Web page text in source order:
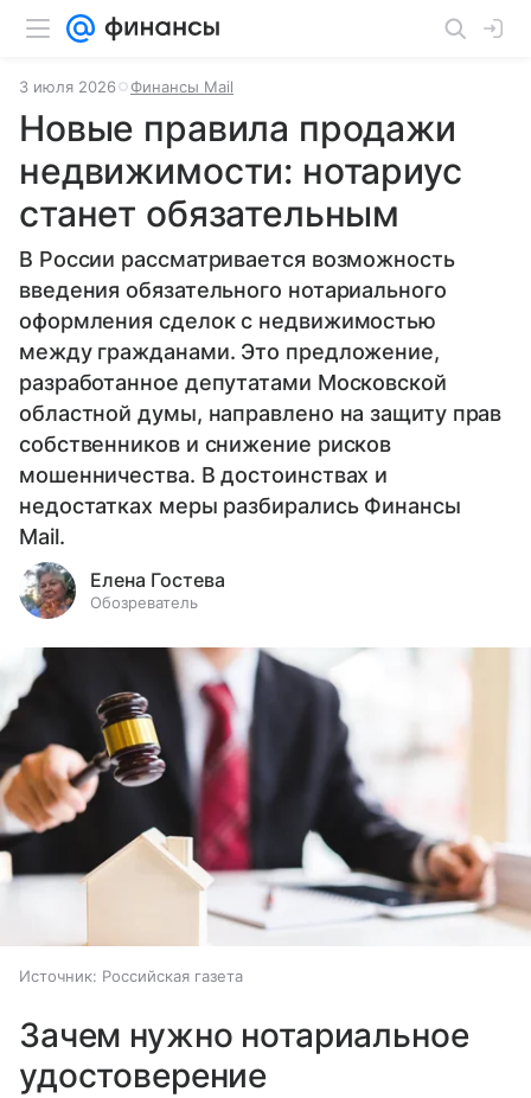
3 июля 2026 Финансы Mail
Новые правила продажи
недвижимости: нотариус
станет обязательным
В России рассматривается возможность
введения обязательного нотариального
оформления сделок с недвижимостью
между гражданами. Это предложение,
разработанное депутатами Московской
областной думы, направлено на защиту прав
собственников и снижение рисков
мошенничества. В достоинствах и
недостатках меры разбирались Финансы
Mail.
Елена Гостева
Обозреватель
Источник: Российская газета
Зачем нужно нотариальное
удостоверение